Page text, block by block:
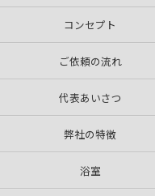
コンセプト
ご依頼の流れ
代表あいさつ
弊社の特徴
浴室